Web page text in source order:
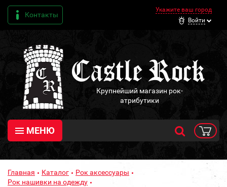
Контакты
Укажите ваш город
Войти
Крупнейший магазин рок-
атрибутики
МЕНЮ
Главная Каталог
Рок аксессуары
Рок нашивки на одежду